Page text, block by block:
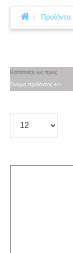
Προϊόντα
Κατάταξη ως προς
Όνομα προϊόντος +/-